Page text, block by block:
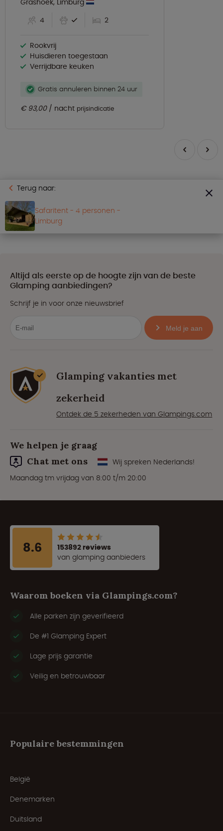
Grashoek, Limburg
4
2
Rookvrij
Huisdieren toegestaan
Verrijdbare keuken
Gratis annuleren binnen 24 uur
€ 93,00 nacht prijsindicatie
Terug naar:
Safaritent - 4 personen -
Limburg
Altijd als eerste op de hoogte zijn van de beste
Glamping aanbiedingen?
Schrijf je in voor onze nieuwsbrief
Meld je aan
Glamping vakanties met
zekerheid
Ontdek de 5 zekerheden van Glampings.com
We helpen je graag
Chat met ons
Wij spreken Nederlands!
Maandag tm vrijdag van 8:00 t/m 20:00
8.6
153892 reviews
van glamping aanbieders
Waarom boeken via Glampings.com?
Alle parken zijn geverifieerd
De #1 Glamping Expert
Lage prijs garantie
Veilig en betrouwbaar
Populaire bestemmingen
België
Denemarken
Duitsland